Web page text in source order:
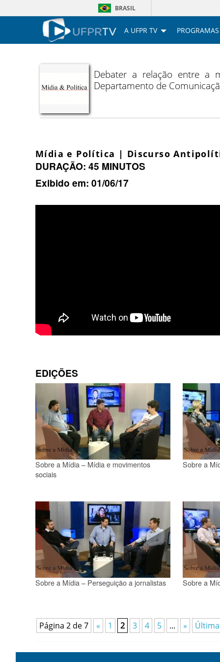
BRASIL
A UFPR TV PROGRAMAS
Debater a relação entre a
Departamento de
Mídia e Política | Discurso
DURAÇÃO: 45 MINUTOS
Exibido em: 01/06/17
EDIÇÕES
Sobre a Mídia – Mídia e movimentos
sociais
Sobre a
Sobre a Mídia – Perseguição a jornalistas Sobre a
Página 2 de 7 « 1 2 3 4 5 ... »